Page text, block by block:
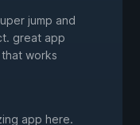
jump and
great app
works
app here.